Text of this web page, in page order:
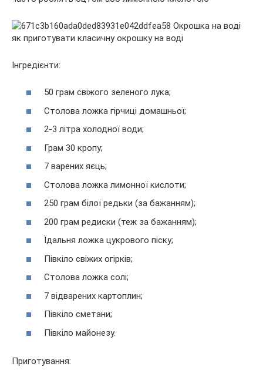
Інгредієнти:
50 грам свіжого зеленого лука;
Столова ложка гірчиці домашньої;
2-3 літра холодної води;
Грам 30 кропу;
7 варених яєць;
Столова ложка лимонної кислоти;
250 грам білої редьки (за бажанням);
200 грам редиски (теж за бажанням);
Їдальня ложка цукрового піску;
Півкіло свіжих огірків;
Столова ложка солі;
7 відварених картоплин;
Півкіло сметани;
Півкіло майонезу.
Приготування: